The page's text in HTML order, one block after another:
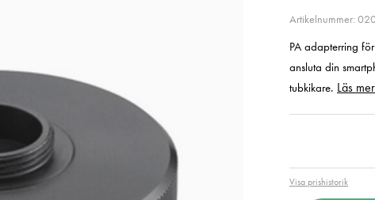
Artikelnummer:
PA adapterring
ansluta din
tubkikare. Läs mer
Visa prishistorik